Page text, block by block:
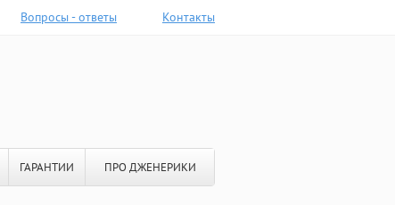
Вопросы - ответы Контакты
ГАРАНТИИ ПРО ДЖЕНЕРИКИ